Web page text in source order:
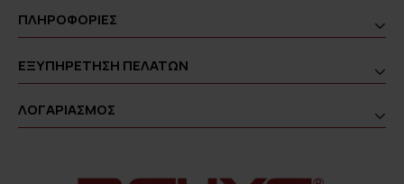
ΠΛΗΡΟΦΟΡΙΕΣ
ΕΞΥΠΗΡΕΤΗΣΗ ΠΕΛΑΤΩΝ
ΛΟΓΑΡΙΑΣΜΟΣ